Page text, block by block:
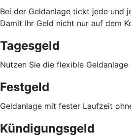
Bei der Geldanlage tickt jede und
Damit Ihr Geld nicht nur auf dem
Tagesgeld
Nutzen Sie die flexible
Festgeld
Geldanlage mit fester Laufzeit
Kündigungsgeld